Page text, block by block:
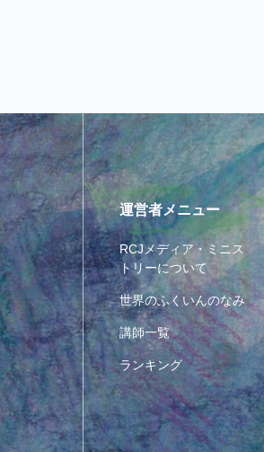
運営者メニュー
RCJメディア・ミニス
トリーについて
世界のふくいんのなみ
講師一覧
ランキング